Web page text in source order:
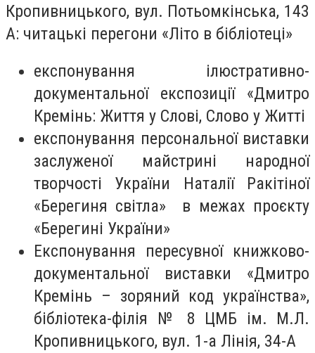
Кропивницького, вул. Потьомкінська, 143
А: читацькі перегони «Літо в бібліотеці»
експонування ілюстративно-
документальної експозиції «Дмитро
Кремінь: Життя у Слові, Слово у Житті
експонування персональної виставки
заслуженої майстрині народної
творчості України Наталії Ракітіної
«Берегиня світла» в межах проєкту
«Берегині України»
Експонування пересувної книжково-
документальної виставки «Дмитро
Кремінь – зоряний код українства»,
бібліотека-філія № 8 ЦМБ ім. М.Л.
Кропивницького, вул. 1-а Лінія, 34-А